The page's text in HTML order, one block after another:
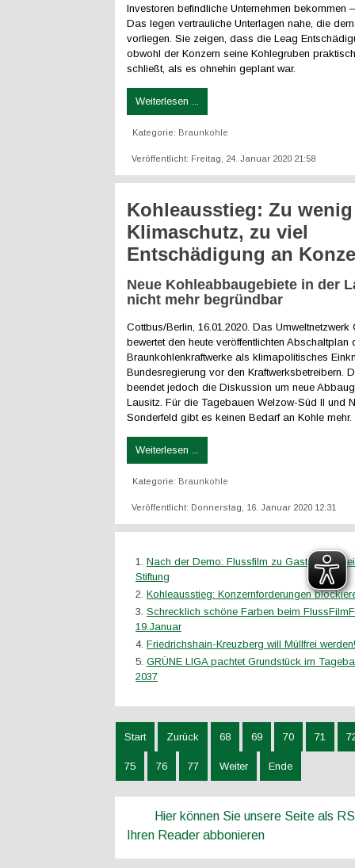
Investoren befindliche Unternehmen bekommen
Das legen vertrauliche Unterlagen nahe, die
vorliegen. Sie zeigen, dass die Leag
obwohl der Konzern seine Kohlegruben
schließt, als es ohnehin geplant war.
Weiterlesen ...
Kategorie: Braunkohle
Veröffentlicht: Freitag, 24. Januar 2020 21:58
Kohleausstieg: Zu wenig
Klimaschutz, zu viel
Entschädigung an
Neue Kohleabbaugebiete in der
nicht mehr begründbar
Cottbus/Berlin, 16.01.2020. Das Umweltnetzwerk
bewertet den heute veröffentlichten Abschaltplan
Braunkohlenkraftwerke als klimapolitisches
Bundesregierung vor den Kraftwerksbetreibern.
beendet jedoch die Diskussion um neue
Lausitz. Für die Tagebauen Welzow-Süd II und
Sonderfeld gibt es keinen Bedarf an Kohle mehr.
Weiterlesen ...
Kategorie: Braunkohle
Veröffentlicht: Donnerstag, 16. Januar 2020 12:31
Nach der Demo: Flussfilm zu Gast in der
Stiftung
Kohleausstieg: Konzernforderungen
Schrecklich schöne Farben beim
19.Januar
Friedrichshain-Kreuzberg will Müllfrei
GRÜNE LIGA pachtet Grundstück im
2037
Start Zurück 68 69 70 71
75 76 77 Weiter Ende
Hier können Sie unsere Seite als
Ihren Reader abbonieren